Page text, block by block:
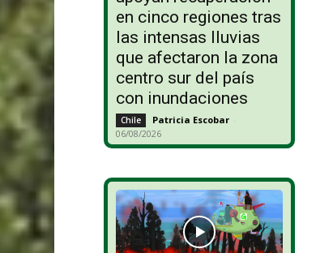
en cinco regiones tras
las intensas lluvias
que afectaron la zona
centro sur del país
con inundaciones
Chile Patricia Escobar -
06/08/2026